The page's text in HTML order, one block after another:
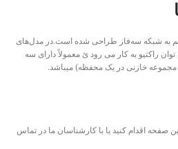
به شبکه سه‌فاز طراحی شده است.در مدل‌های
راکتیو به کار می رود ئ معمولاً دارای سه
خازنی در یک محفظه) میباشد.
صفحه اقدام کنید یا با کارشناسان ما در تماس